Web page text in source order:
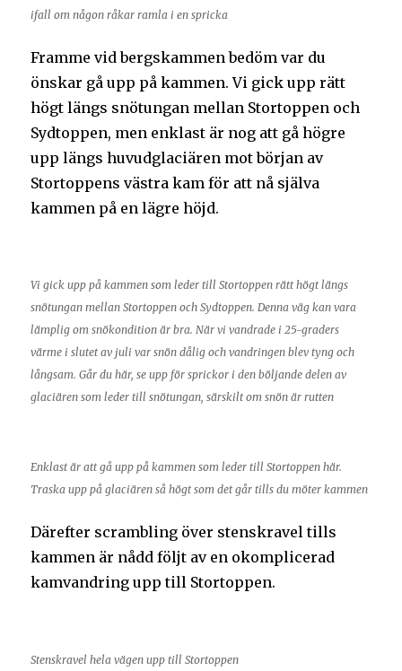
ifall om någon råkar ramla i en spricka
Framme vid bergskammen bedöm var du
önskar gå upp på kammen. Vi gick upp rätt
högt längs snötungan mellan Stortoppen och
Sydtoppen, men enklast är nog att gå högre
upp längs huvudglaciären mot början av
Stortoppens västra kam för att nå själva
kammen på en lägre höjd.
Vi gick upp på kammen som leder till Stortoppen rätt högt längs
snötungan mellan Stortoppen och Sydtoppen. Denna väg kan vara
lämplig om snökondition är bra. När vi vandrade i 25-graders
värme i slutet av juli var snön dålig och vandringen blev tyng och
långsam. Går du här, se upp för sprickor i den böljande delen av
glaciären som leder till snötungan, särskilt om snön är rutten
Enklast är att gå upp på kammen som leder till Stortoppen här.
Traska upp på glaciären så högt som det går tills du möter kammen
Därefter scrambling över stenskravel tills
kammen är nådd följt av en okomplicerad
kamvandring upp till Stortoppen.
Stenskravel hela vägen upp till Stortoppen